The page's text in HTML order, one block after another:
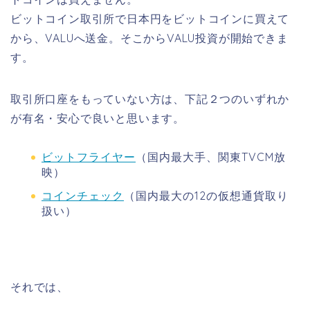
ビットコイン取引所で日本円をビットコインに買えて
から、VALUへ送金。そこからVALU投資が開始できま
す。
取引所口座をもっていない方は、下記２つのいずれか
が有名・安心で良いと思います。
ビットフライヤー （国内最大手、関東TVCM放
映）
コインチェック
（国内最大の12の仮想通貨取り
扱い）
それでは、